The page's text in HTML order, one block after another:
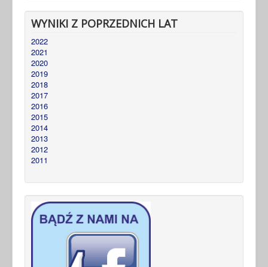
WYNIKI Z POPRZEDNICH LAT
2022
2021
2020
2019
2018
2017
2016
2015
2014
2013
2012
2011